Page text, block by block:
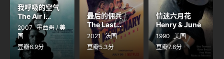
我呼吸的空气
The Air I
Breathe
2007 墨西哥 / 美
国
豆瓣6.9分
最后的佣兵
The Last
Mercenary
2021
法国
豆瓣5.3分
情迷六月花
Henry & June
1990
美国
豆瓣7.6分